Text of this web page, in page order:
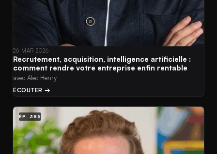
26 MAR 2026
Recrutement, acquisition, intelligence artificielle :
comment rendre votre entreprise enfin rentable
avec Alec Henry
ÉCOUTER →
ÉP. 385